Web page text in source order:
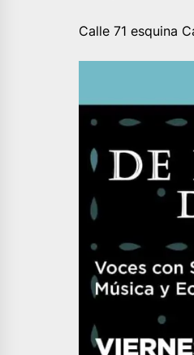
Calle 71 esquina